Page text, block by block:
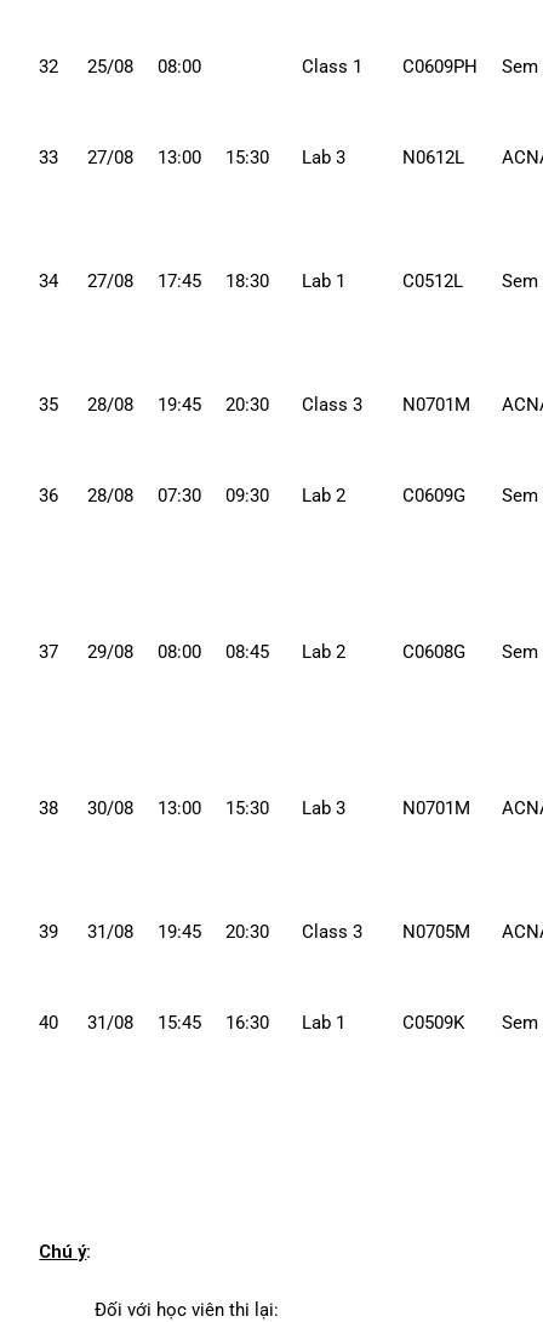
32 25/08 08:00 Class 1 C0609PH Sem
33 27/08 13:00 15:30 Lab 3 N0612L
34 27/08 17:45 18:30 Lab 1 C0512L Sem
35 28/08 19:45 20:30 Class 3 N0701M
36 28/08 07:30 09:30 Lab 2 C0609G Sem
37 29/08 08:00 08:45 Lab 2 C0608G Sem
38 30/08 13:00 15:30 Lab 3 N0701M
39 31/08 19:45 20:30 Class 3 N0705M
40 31/08 15:45 16:30 Lab 1 C0509K Sem
Chú ý:
Đối với học viên thi lại: